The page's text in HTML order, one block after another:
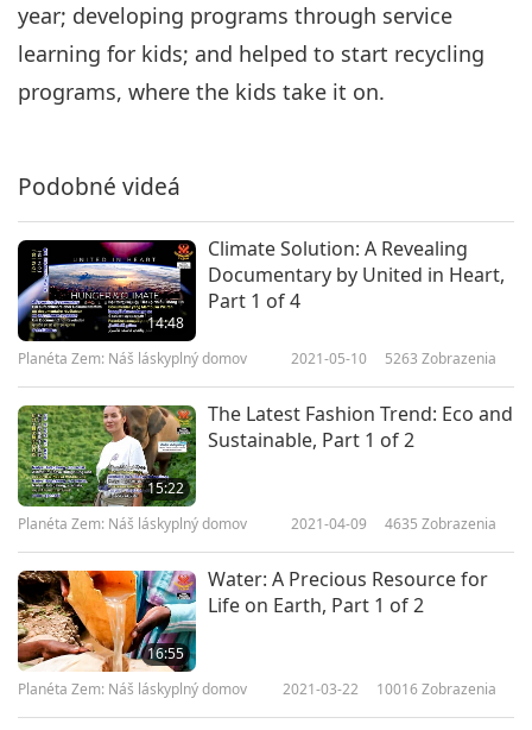
year; developing programs through service
learning for kids; and helped to start recycling
programs, where the kids take it on.
Podobné videá
14:48
Climate Solution: A Revealing
Documentary by United in Heart,
Part 1 of 4
Planéta Zem: Náš láskyplný domov 2021-05-10 5263 Zobrazenia
15:22
The Latest Fashion Trend: Eco and
Sustainable, Part 1 of 2
Planéta Zem: Náš láskyplný domov 2021-04-09 4635 Zobrazenia
16:55
Water: A Precious Resource for
Life on Earth, Part 1 of 2
Planéta Zem: Náš láskyplný domov 2021-03-22 10016Zobrazenia